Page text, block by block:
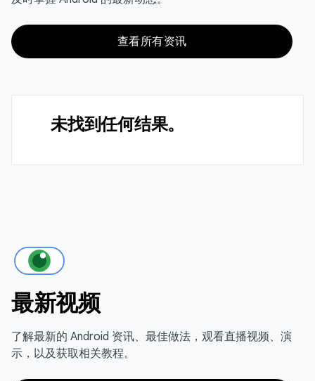
查看所有资讯
未找到任何结果。
最新视频
了解最新的 Android 资讯、最佳做法，观看直播视频、演
示，以及获取相关教程。